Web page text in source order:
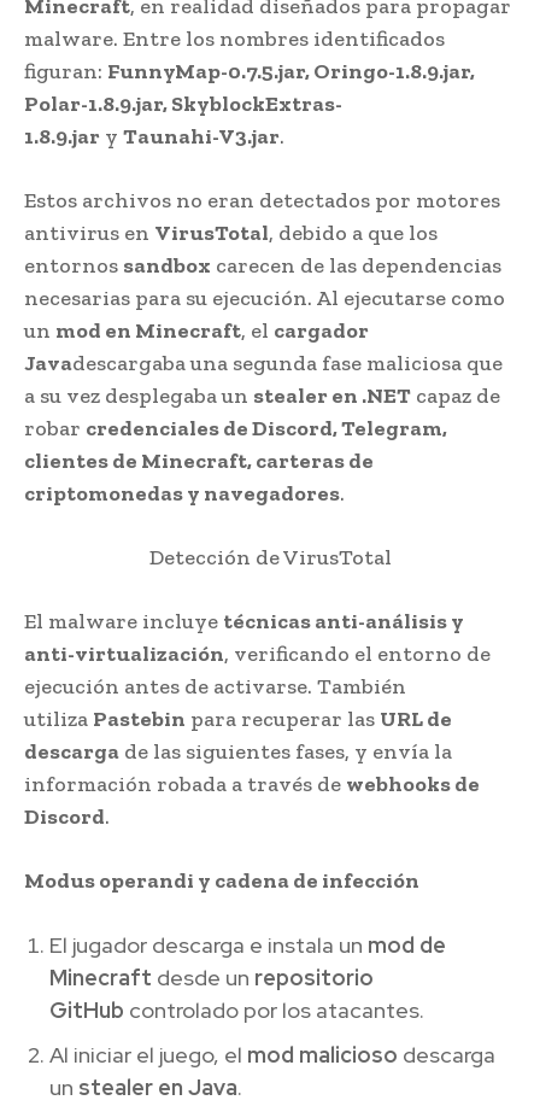
Minecraft, en realidad diseñados para propagar
malware. Entre los nombres identificados
figuran: FunnyMap-0.7.5.jar, Oringo-1.8.9.jar,
Polar-1.8.9.jar, SkyblockExtras-
1.8.9.jar y Taunahi-V3.jar.
Estos archivos no eran detectados por motores
antivirus en VirusTotal, debido a que los
entornos sandbox carecen de las dependencias
necesarias para su ejecución. Al ejecutarse como
un mod en Minecraft, el cargador
Javadescargaba una segunda fase maliciosa que
a su vez desplegaba un stealer en .NET capaz de
robar credenciales de Discord, Telegram,
clientes de Minecraft, carteras de
criptomonedas y navegadores.
Detección de VirusTotal
El malware incluye técnicas anti-análisis y
anti-virtualización, verificando el entorno de
ejecución antes de activarse. También
utiliza Pastebin para recuperar las URL de
descarga de las siguientes fases, y envía la
información robada a través de webhooks de
Discord.
Modus operandi y cadena de infección
El jugador descarga e instala un mod de
Minecraft desde un repositorio
GitHub controlado por los atacantes.
Al iniciar el juego, el mod malicioso descarga
un stealer en Java.